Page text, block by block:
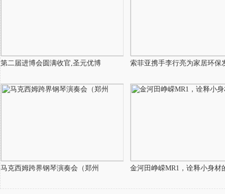
第二届进博会圆满收官,圣元优博 索菲亚携手李行亮为家居环保
马克西姆跨界钢琴演奏会（郑州 金河田峥嵘MR1，诠释小身材